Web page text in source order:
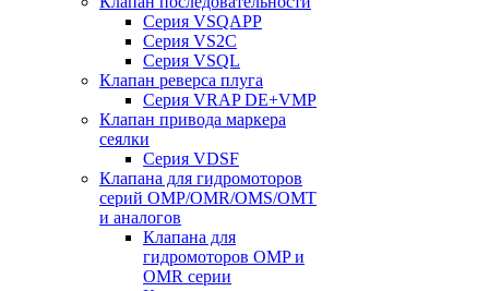
Серия VSQAPP
Серия VS2C
Серия VSQL
Клапан реверса плуга
Серия VRAP DE+VMP
Клапан привода маркера
сеялки
Серия VDSF
Клапана для гидромоторов
серий OMP/OMR/OMS/OMT
и аналогов
Клапана для
гидромоторов OMP и
OMR серии